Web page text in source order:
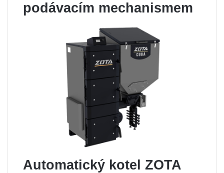
podávacím mechanismem
Automatický kotel ZOTA